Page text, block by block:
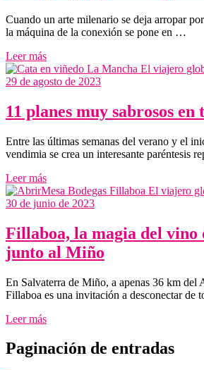
Cuando un arte milenario se deja arropar
la máquina de la conexión se pone en …
Leer más
29 de agosto de 2023
11 planes muy sabrosos
Entre las últimas semanas del verano y el
vendimia se crea un interesante paréntesis
Leer más
30 de junio de 2023
Fillaboa, la magia del vino
junto al Miño
En Salvaterra de Miño, a apenas 36 km del
Fillaboa es una invitación a desconectar de
Leer más
Paginación de entradas